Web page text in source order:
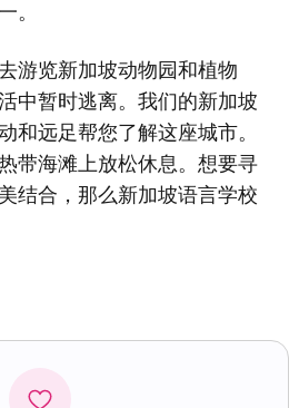
。
游览新加坡动物园和植物
中暂时逃离。我们的新加坡
和远足帮您了解这座城市。
带海滩上放松休息。想要寻
结合，那么新加坡语言学校